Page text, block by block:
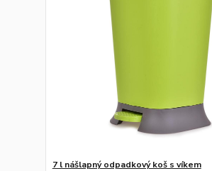
7 l nášlapný odpadkový koš s víkem